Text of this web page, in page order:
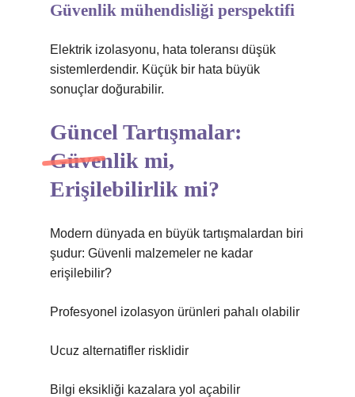
Güvenlik mühendisliği perspektifi
Elektrik izolasyonu, hata toleransı düşük
sistemlerdendir. Küçük bir hata büyük
sonuçlar doğurabilir.
Güncel Tartışmalar:
Güvenlik mi,
Erişilebilirlik mi?
Modern dünyada en büyük tartışmalardan biri
şudur: Güvenli malzemeler ne kadar
erişilebilir?
Profesyonel izolasyon ürünleri pahalı olabilir
Ucuz alternatifler risklidir
Bilgi eksikliği kazalara yol açabilir